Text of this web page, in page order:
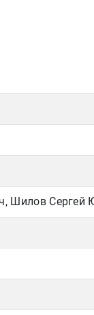
Шилов Сергей